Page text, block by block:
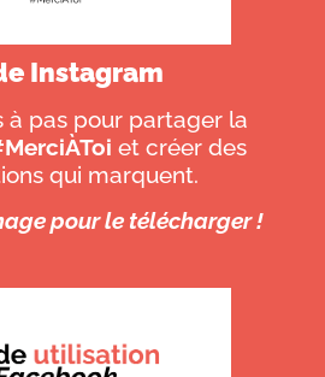
Instagram
à pas pour partager la
et créer des
qui marquent.
pour le télécharger !